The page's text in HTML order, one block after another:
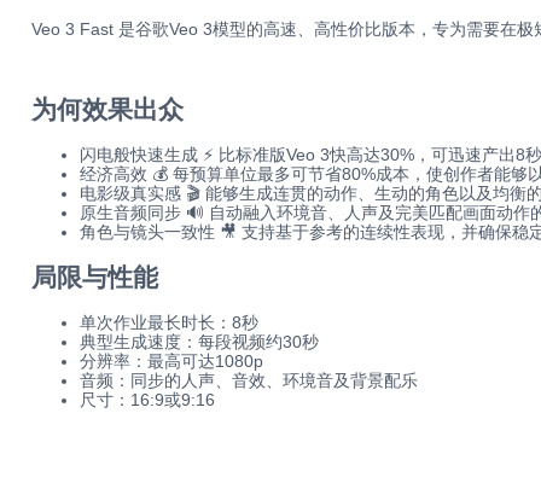
Veo 3 Fast 是谷歌Veo 3模型的高速、高性价比版本，专为需要在
为何效果出众
闪电般快速生成 ⚡ 比标准版Veo 3快高达30%，可迅速产出8
经济高效 💰 每预算单位最多可节省80%成本，使创作者能够
电影级真实感 🎬 能够生成连贯的动作、生动的角色以及均衡
原生音频同步 🔊 自动融入环境音、人声及完美匹配画面动作
角色与镜头一致性 🎥 支持基于参考的连续性表现，并确保稳
局限与性能
单次作业最长时长：8秒
典型生成速度：每段视频约30秒
分辨率：最高可达1080p
音频：同步的人声、音效、环境音及背景配乐
尺寸：16:9或9:16